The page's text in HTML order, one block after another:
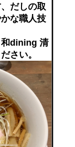
だしの取
な職人技
dining 清
さい。